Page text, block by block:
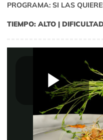
PROGRAMA: SI LAS
TIEMPO: ALTO |
Play